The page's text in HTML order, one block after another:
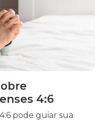
4:6
pode guiar sua